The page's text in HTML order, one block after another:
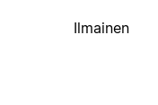
Ilmainen